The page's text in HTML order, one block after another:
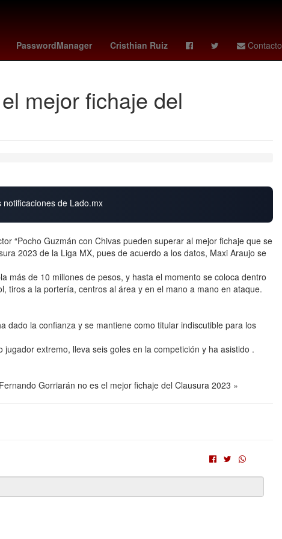
PasswordManager Cristhian Ruiz Contacto
- porto vikings - ravens bortoleto dolphins - bills
mejor fichaje del
de Lado.mx
“Pocho Guzmán con Chivas pueden superar al mejor fichaje que se
2023 de la Liga MX, pues de acuerdo a los datos, Maxi Araujo se
más de 10 millones de pesos, y hasta el momento se coloca dentro
tiros a la portería, centros al área y en el mano a mano en ataque.
dado la confianza y se mantiene como titular indiscutible para los
extremo, lleva seis goles en la competición y ha asistido .
Gorriarán no es el mejor fichaje del Clausura 2023 »